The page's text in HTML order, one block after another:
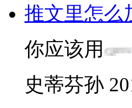
推文里怎么
你应该用
史蒂芬孙